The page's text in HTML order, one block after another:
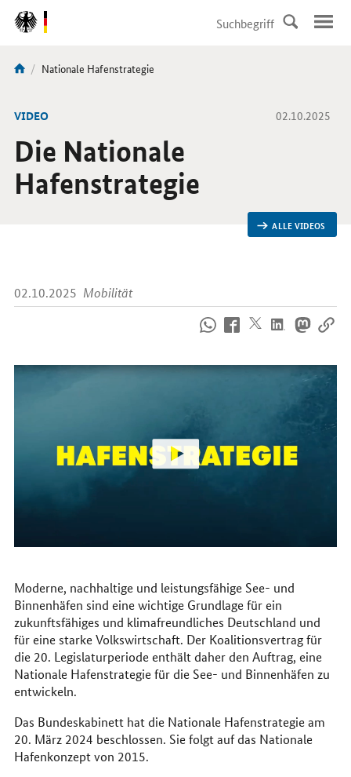
DirektZu:
Navigation
Sie
hier:
Aktuelle
Nationale Hafenstrategie
VIDEO 02.10.2025
Die Nationale
Hafenstrategie
ALLE VIDEOS
02.10.2025 Mobilität
uns
Moderne, nachhaltige und leistungsfähige See- und
Binnenhäfen sind eine wichtige Grundlage für ein
zukunftsfähiges und klimafreundliches Deutschland und
für eine starke Volkswirtschaft. Der Koalitionsvertrag für
die 20. Legislaturperiode enthält daher den Auftrag, eine
Nationale Hafenstrategie für die See- und Binnenhäfen zu
entwickeln.
Das Bundeskabinett hat die Nationale Hafenstrategie am
20. März 2024 beschlossen. Sie folgt auf das Nationale
Hafenkonzept von 2015.